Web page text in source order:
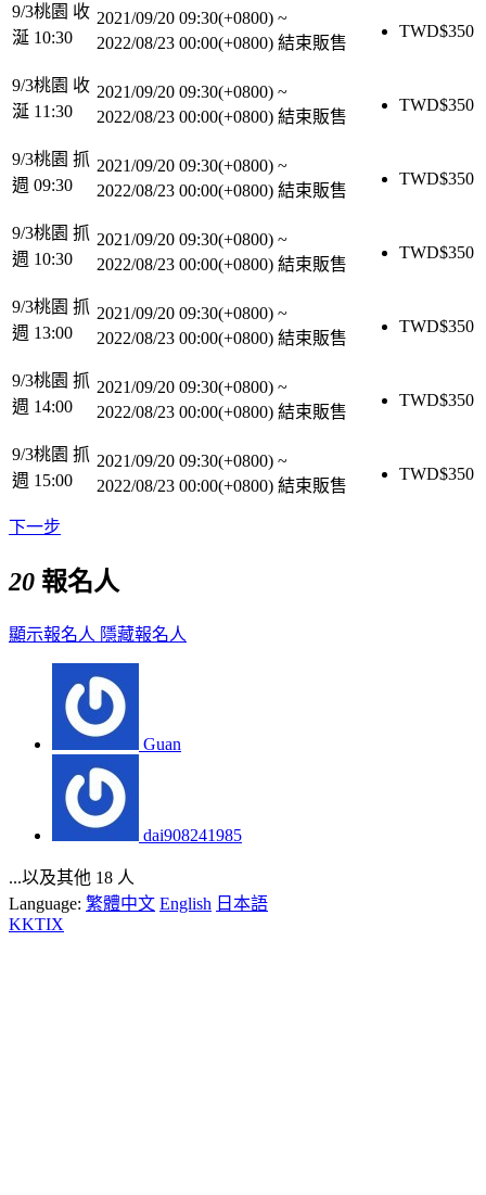
9/3桃園 收
涎 10:30
2021/09/20 09:30(+0800) ~
2022/08/23 00:00(+0800) 結束販售
TWD$350
9/3桃園 收
涎 11:30
2021/09/20 09:30(+0800) ~
2022/08/23 00:00(+0800) 結束販售
TWD$350
9/3桃園 抓
週 09:30
2021/09/20 09:30(+0800) ~
2022/08/23 00:00(+0800) 結束販售
TWD$350
9/3桃園 抓
週 10:30
2021/09/20 09:30(+0800) ~
2022/08/23 00:00(+0800) 結束販售
TWD$350
9/3桃園 抓
週 13:00
2021/09/20 09:30(+0800) ~
2022/08/23 00:00(+0800) 結束販售
TWD$350
9/3桃園 抓
週 14:00
2021/09/20 09:30(+0800) ~
2022/08/23 00:00(+0800) 結束販售
TWD$350
9/3桃園 抓
週 15:00
2021/09/20 09:30(+0800) ~
2022/08/23 00:00(+0800) 結束販售
TWD$350
下一步
20 報名人
顯示報名人 隱藏報名人
Guan
dai908241985
...以及其他 18 人
Language: 繁體中文 English 日本語
KKTIX